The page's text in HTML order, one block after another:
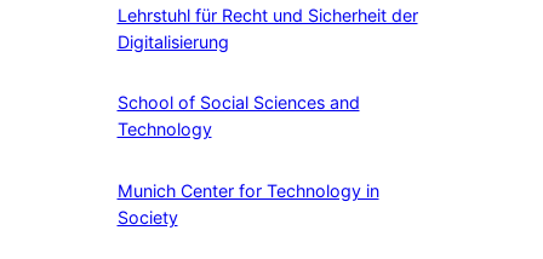
Lehrstuhl für Recht und Sicherheit der
Digitalisierung
School of Social Sciences and
Technology
Munich Center for Technology in
Society